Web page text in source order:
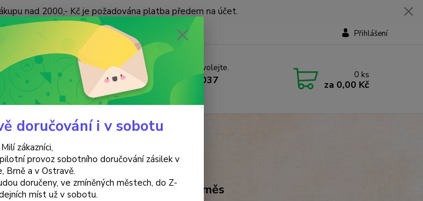
nad 2000,- Kč je požadována platba předem na účet.
Přihlášení
Hledat
Nevíte si rady? Zavolejte.
+420 737 737 037
(Po-Pá, 9-18 hod.)
0 ks
za 0,00 Kč
Vykuřovací směs
doručování i v sobotu
Milí zákazníci,
provoz sobotního doručování zásilek v
Brně a v Ostravě.
doručeny, ve zmíněných městech, do Z-
míst už v sobotu.